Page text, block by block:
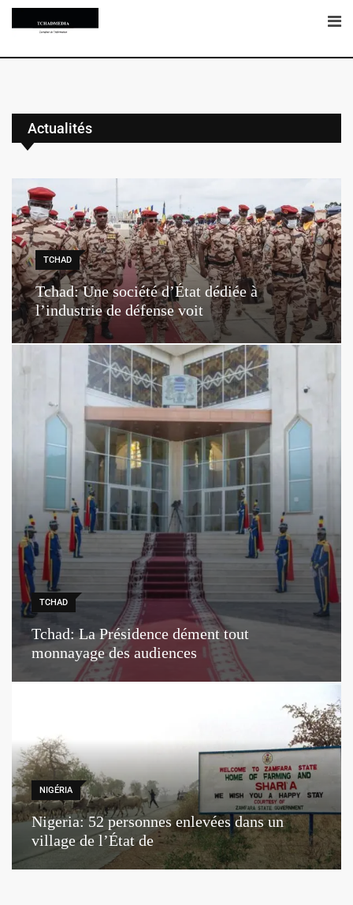
Actualités
TCHAD
Tchad: Une société d’État dédiée à
l’industrie de défense voit
TCHAD
Tchad: La Présidence dément tout
monnayage des audiences
NIGÉRIA
Nigeria: 52 personnes enlevées dans un
village de l’État de